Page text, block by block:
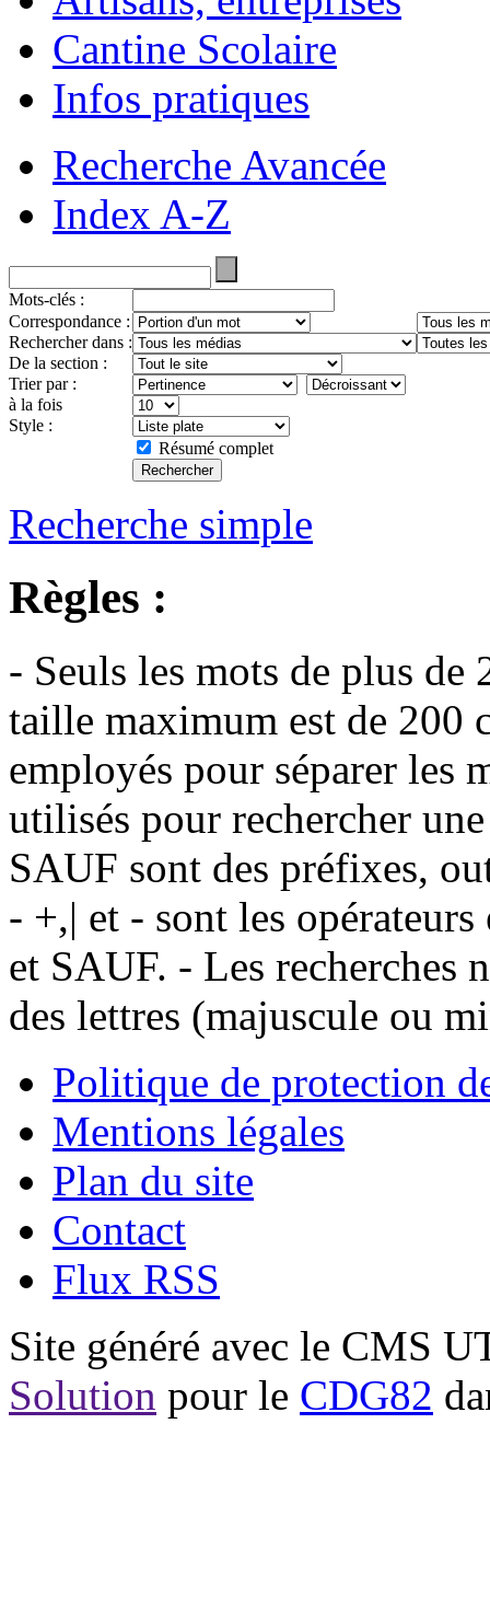
Cantine Scolaire
Infos pratiques
Recherche Avancée
Index A-Z
Mots-clés :
Correspondance :
Rechercher dans :
De la section :
Trier par :
à la fois
Style :
Résumé complet
Recherche simple
Règles :
- Seuls les mots de plus de
taille maximum est de 200
employés pour séparer les
utilisés pour rechercher
SAUF sont des préfixes,
- +,| et - sont les
et SAUF. - Les recherches
des lettres (majuscule ou
Politique de protection
Mentions légales
Plan du site
Contact
Flux RSS
Site généré avec le CMS
Solution pour le CDG82